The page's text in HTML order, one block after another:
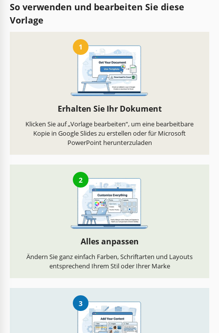
So verwenden und bearbeiten Sie diese
Vorlage
1
Erhalten Sie Ihr Dokument
Klicken Sie auf „Vorlage bearbeiten“, um eine bearbeitbare
Kopie in Google Slides zu erstellen oder für Microsoft
PowerPoint herunterzuladen
2
Alles anpassen
Ändern Sie ganz einfach Farben, Schriftarten und Layouts
entsprechend Ihrem Stil oder Ihrer Marke
3